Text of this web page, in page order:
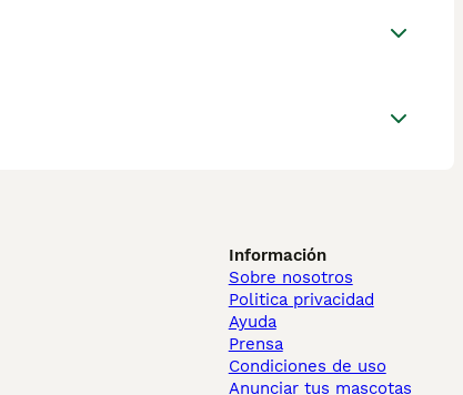
Información
Sobre nosotros
Politica privacidad
Ayuda
Prensa
Condiciones de uso
Anunciar tus mascotas